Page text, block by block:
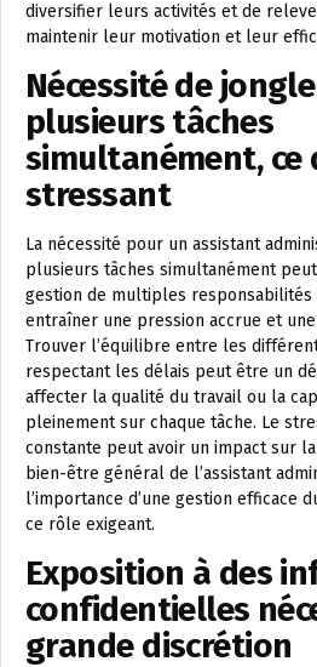
diversifier leurs activités et de
maintenir leur motivation et leur
Nécessité de
plusieurs tâches
simultanément, ce
stressant
La nécessité pour un assistant
plusieurs tâches simultanément
gestion de multiples
entraîner une pression accrue et
Trouver l’équilibre entre les
respectant les délais peut être un
affecter la qualité du travail ou la
pleinement sur chaque tâche. Le
constante peut avoir un impact sur
bien-être général de l’assistant
l’importance d’une gestion efficace
ce rôle exigeant.
Exposition à des
confidentielles
grande discrétion